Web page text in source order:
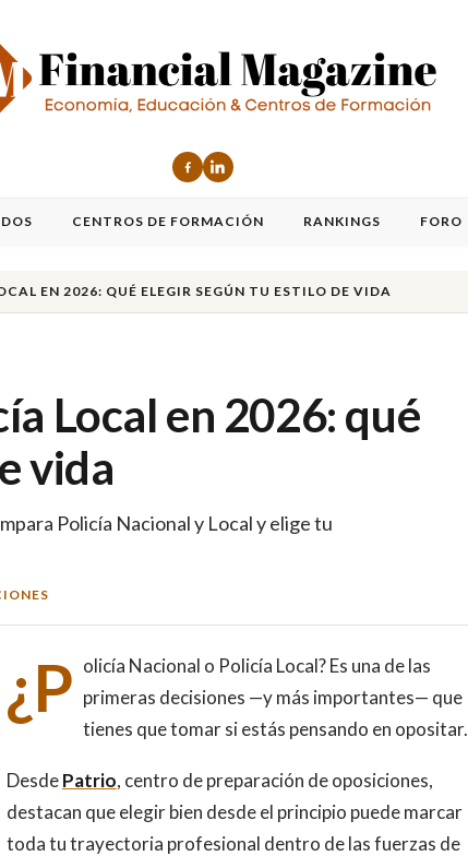
CENTROS DE FORMACIÓN RANKINGS FORO
EN 2026: QUÉ ELEGIR SEGÚN TU ESTILO DE VIDA
Local en 2026: qué
vida
Policía Nacional y Local y elige tu
¿P olicía Nacional o Policía Local? Es una de las
primeras decisiones —y más importantes— que
tienes que tomar si estás pensando en opositar.
DesdePatrio, centro de preparación de oposiciones,
destacan que elegir bien desde el principio puede marcar
toda tu trayectoria profesional dentro de las fuerzas de